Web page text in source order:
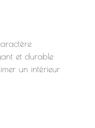
et durable
un intérieur